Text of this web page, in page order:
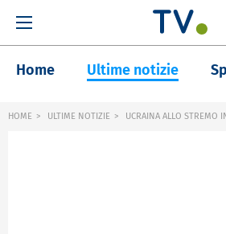
Home Ultime notizie
HOME ULTIME NOTIZIE UCRAINA ALLO STREMO